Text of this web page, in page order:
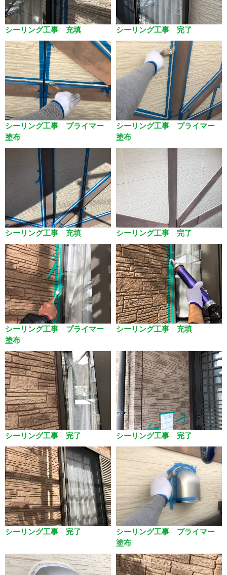
シーリング工事 充填 シーリング工事 完了
シーリング工事 プライマー
塗布
シーリング工事 プライマー
塗布
シーリング工事 充填 シーリング工事 完了
シーリング工事 プライマー
塗布
シーリング工事 充填
シーリング工事 完了 シーリング工事 完了
シーリング工事 完了
シーリング工事 プライマー
塗布